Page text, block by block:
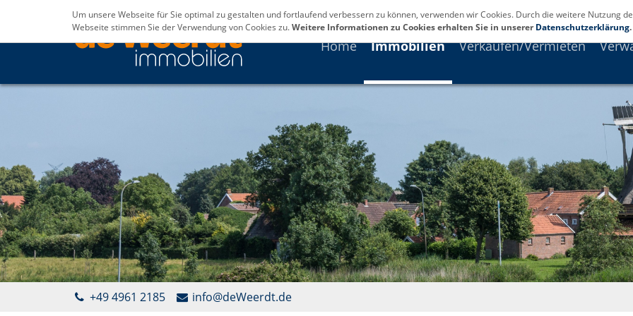
Home Immobilien Verkaufen/Vermieten
+49 4961 2185 info@deWeerdt.de
Um unsere Webseite für Sie optimal zu gestalten und fortlaufend verbessern zu können, verwenden wir Cookies. Durch die weitere Nutzung
Webseite stimmen Sie der Verwendung von Cookies zu.Weitere Informationen zu Cookies erhalten Sie in unsererDatenschutzerklärung.